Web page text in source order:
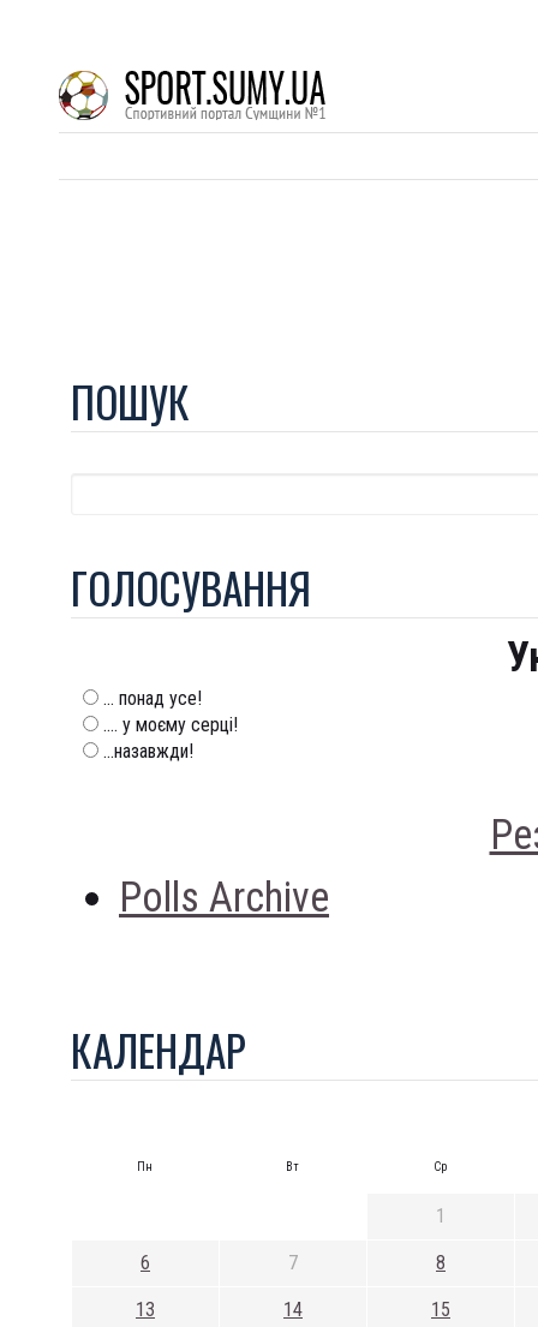
ПОШУК
ГОЛОСУВАННЯ
... понад усе!
.... у моєму серці!
...назавжди!
Polls Archive
КАЛЕНДАР
Пн Вт Ср
1
6 7 8
13 14 15